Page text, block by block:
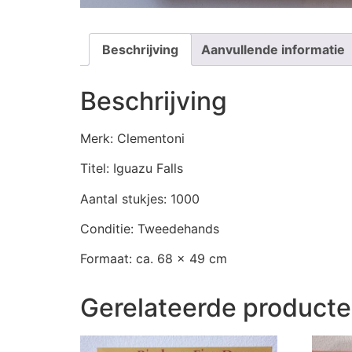
Beschrijving Aanvullende informatie
Beschrijving
Merk: Clementoni
Titel: Iguazu Falls
Aantal stukjes: 1000
Conditie: Tweedehands
Formaat: ca. 68 x 49 cm
Gerelateerde